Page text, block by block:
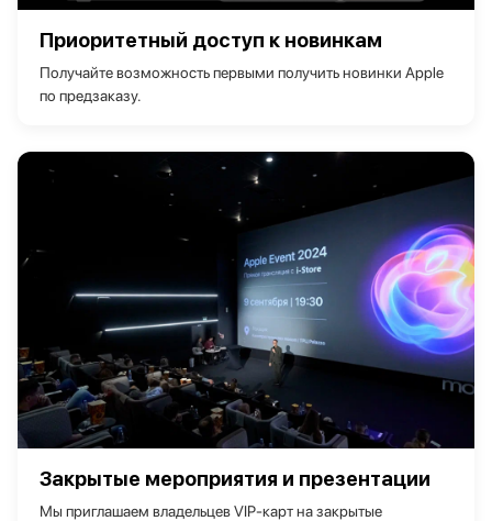
Приоритетный доступ к новинкам
Получайте возможность первыми получить новинки Apple
по предзаказу.
Закрытые мероприятия и презентации
Мы приглашаем владельцев VIP‑карт на закрытые